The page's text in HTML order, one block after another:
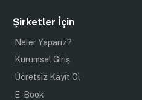
Şirketler İçin
Neler Yaparız?
Kurumsal Giriş
Ücretsiz Kayıt Ol
E-Book